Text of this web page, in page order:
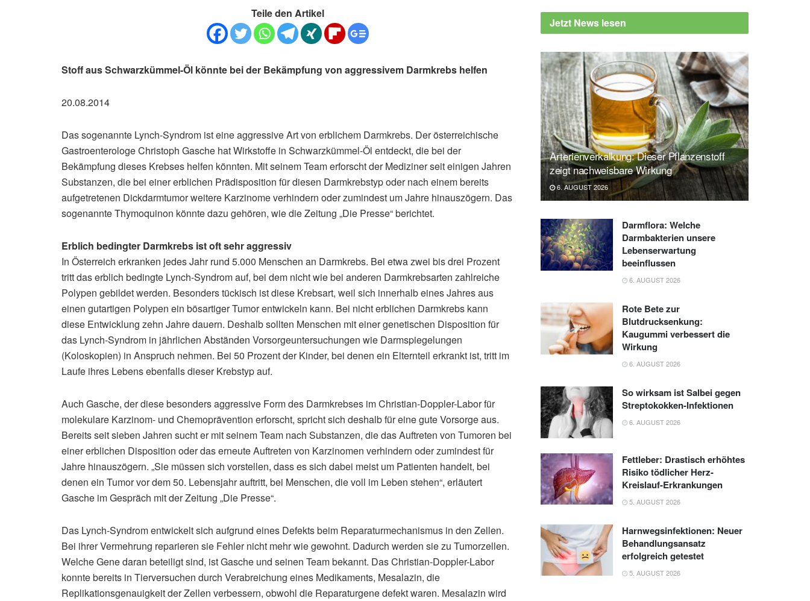
Teile den Artikel
Stoff aus Schwarzkümmel-Öl könnte bei der Bekämpfung von aggressivem Darmkrebs helfen
20.08.2014
Das sogenannte Lynch-Syndrom ist eine aggressive Art von erblichem Darmkrebs. Der österreichische
Gastroenterologe Christoph Gasche hat Wirkstoffe in Schwarzkümmel-Öl entdeckt, die bei der
Bekämpfung dieses Krebses helfen könnten. Mit seinem Team erforscht der Mediziner seit einigen Jahren
Substanzen, die bei einer erblichen Prädisposition für diesen Darmkrebstyp oder nach einem bereits
aufgetretenen Dickdarmtumor weitere Karzinome verhindern oder zumindest um Jahre hinauszögern. Das
sogenannte Thymoquinon könnte dazu gehören, wie die Zeitung „Die Presse“ berichtet.
Erblich bedingter Darmkrebs ist oft sehr aggressiv
In Österreich erkranken jedes Jahr rund 5.000 Menschen an Darmkrebs. Bei etwa zwei bis drei Prozent
tritt das erblich bedingte Lynch-Syndrom auf, bei dem nicht wie bei anderen Darmkrebsarten zahlreiche
Polypen gebildet werden. Besonders tückisch ist diese Krebsart, weil sich innerhalb eines Jahres aus
einen gutartigen Polypen ein bösartiger Tumor entwickeln kann. Bei nicht erblichen Darmkrebs kann
diese Entwicklung zehn Jahre dauern. Deshalb sollten Menschen mit einer genetischen Disposition für
das Lynch-Syndrom in jährlichen Abständen Vorsorgeuntersuchungen wie Darmspiegelungen
(Koloskopien) in Anspruch nehmen. Bei 50 Prozent der Kinder, bei denen ein Elternteil erkrankt ist, tritt im
Laufe ihres Lebens ebenfalls dieser Krebstyp auf.
Auch Gasche, der diese besonders aggressive Form des Darmkrebses im Christian-Doppler-Labor für
molekulare Karzinom- und Chemoprävention erforscht, spricht sich deshalb für eine gute Vorsorge aus.
Bereits seit sieben Jahren sucht er mit seinem Team nach Substanzen, die das Auftreten von Tumoren bei
einer erblichen Disposition oder das erneute Auftreten von Karzinomen verhindern oder zumindest für
Jahre hinauszögern. „Sie müssen sich vorstellen, dass es sich dabei meist um Patienten handelt, bei
denen ein Tumor vor dem 50. Lebensjahr auftritt, bei Menschen, die voll im Leben stehen“, erläutert
Gasche im Gespräch mit der Zeitung „Die Presse“.
Das Lynch-Syndrom entwickelt sich aufgrund eines Defekts beim Reparaturmechanismus in den Zellen.
Bei ihrer Vermehrung reparieren sie Fehler nicht mehr wie gewohnt. Dadurch werden sie zu Tumorzellen.
Welche Gene daran beteiligt sind, ist Gasche und seinen Team bekannt. Das Christian-Doppler-Labor
konnte bereits in Tierversuchen durch Verabreichung eines Medikaments, Mesalazin, die
Replikationsgenauigkeit der Zellen verbessern, obwohl die Reparaturgene defekt waren. Mesalazin wird
Jetzt News lesen
Arterienverkalkung: Dieser Pflanzenstoff
zeigt nachweisbare Wirkung
6. AUGUST 2026
Darmflora: Welche
Darmbakterien unsere
Lebenserwartung
beeinflussen
6. AUGUST 2026
Rote Bete zur
Blutdrucksenkung:
Kaugummi verbessert die
Wirkung
6. AUGUST 2026
So wirksam ist Salbei gegen
Streptokokken-Infektionen
6. AUGUST 2026
Fettleber: Drastisch erhöhtes
Risiko tödlicher Herz-
Kreislauf-Erkrankungen
5. AUGUST 2026
Harnwegsinfektionen: Neuer
Behandlungsansatz
erfolgreich getestet
5. AUGUST 2026